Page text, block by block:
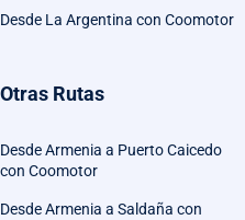
Desde La Argentina con Coomotor
Otras Rutas
Desde Armenia a Puerto Caicedo
con Coomotor
Desde Armenia a Saldaña con